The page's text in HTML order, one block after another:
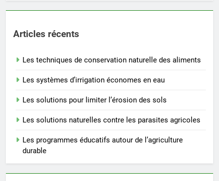
Articles récents
Les techniques de conservation naturelle des aliments
Les systèmes d’irrigation économes en eau
Les solutions pour limiter l’érosion des sols
Les solutions naturelles contre les parasites agricoles
Les programmes éducatifs autour de l’agriculture
durable